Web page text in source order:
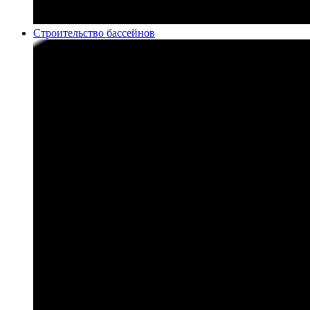
Строительство бассейнов